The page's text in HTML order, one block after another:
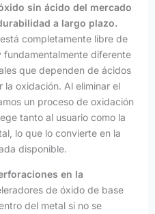
sin ácido del mercado
a largo plazo.
completamente libre de
fundamentalmente diferente
que dependen de ácidos
oxidación. Al eliminar el
un proceso de oxidación
tanto al usuario como la
lo que lo convierte en la
disponible.
en la
de óxido de base
del metal si no se